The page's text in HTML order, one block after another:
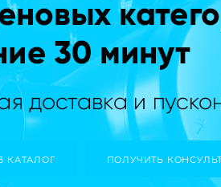
КАТАЛОГ ПОЛУЧИТЬ